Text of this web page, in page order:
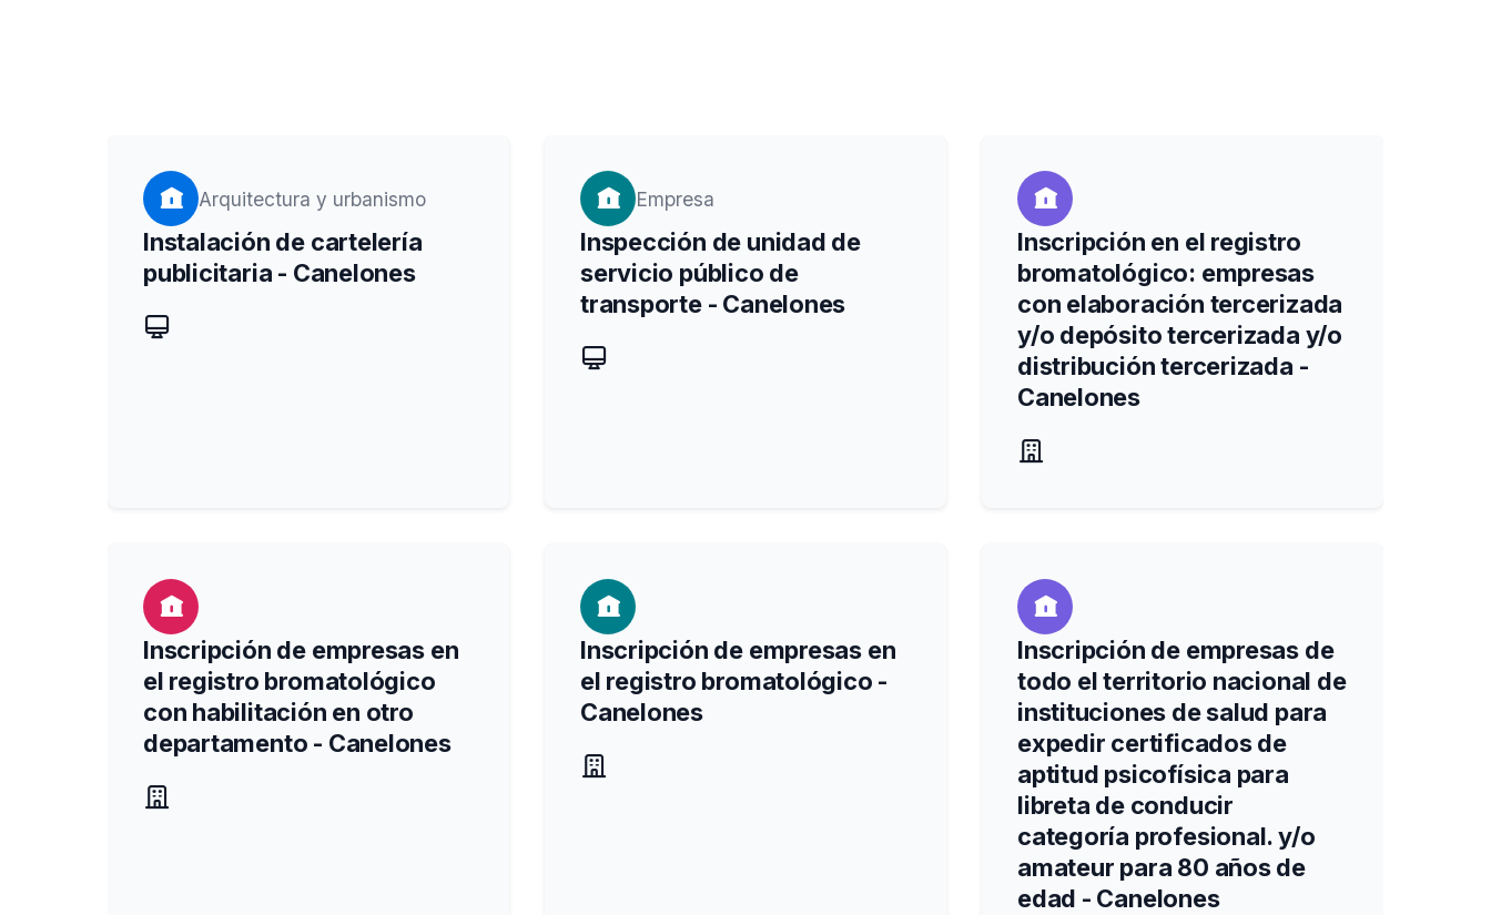
Arquitectura y urbanismo
Instalación de cartelería
publicitaria - Canelones
Empresa
Inspección de unidad de
servicio público de
transporte - Canelones
Inscripción en el registro
bromatológico: empresas
con elaboración tercerizada
y/o depósito tercerizada y/o
distribución tercerizada -
Canelones
Inscripción de empresas en
el registro bromatológico
con habilitación en otro
departamento - Canelones
Inscripción de empresas en
el registro bromatológico -
Canelones
Inscripción de empresas de
todo el territorio nacional de
instituciones de salud para
expedir certificados de
aptitud psicofísica para
libreta de conducir
categoría profesional. y/o
amateur para 80 años de
edad - Canelones